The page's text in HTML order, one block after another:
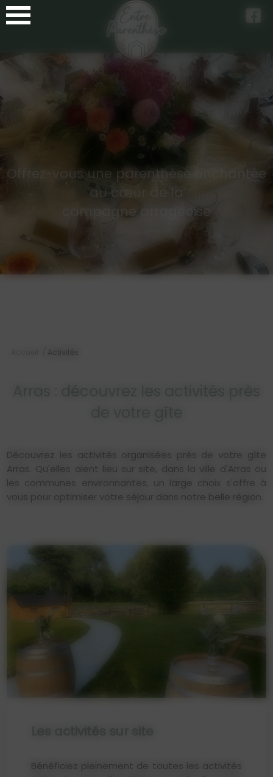
Panneau de gestion des cookies
Offrez-vous une parenthèse enchantée
au cœur de la
campagne arrageoise
Activités
Découvrez les activités organisées près de votre gîte
Arras. Qu'elles aient lieu sur site, dans la ville d'Arras ou
les communes environnantes, un large choix s'offre à
vous pour optimiser votre séjour dans notre belle région.
Bénéficiez pleinement de toutes les activités